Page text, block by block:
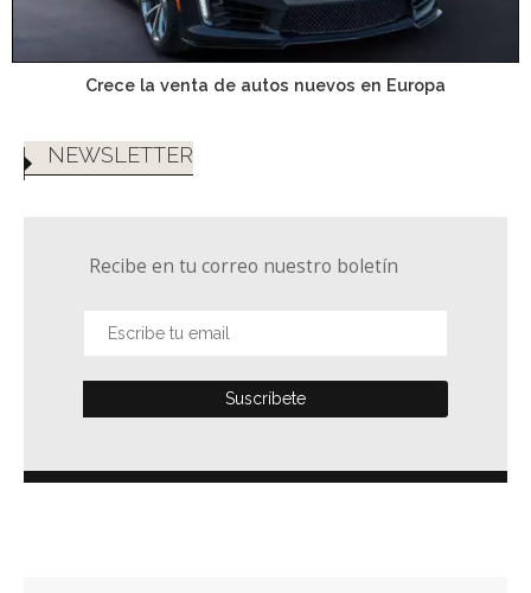
Crece la venta de autos nuevos en Europa
NEWSLETTER
Recibe en tu correo nuestro boletín